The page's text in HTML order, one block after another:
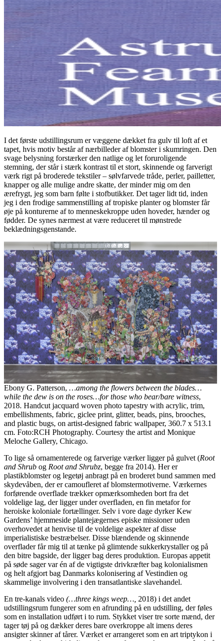
I det første udstillingsrum er væggene dækket fra gulv til loft af et
tapet, hvis motiv består af nærbilleder af blomster i skumringen. Den
svage belysning forstærker den natlige og let foruroligende
stemning, der står i stærk kontrast til et stort, skinnende og farverigt
værk rigt på broderede tekstiler – sølvfarvede tråde, perler, pailletter,
knapper og alle mulige andre skatte, der minder mig om den
ærefrygt, jeg som barn følte i stofbutikker. Det tager lidt tid, inden
jeg i den frodige sammenstilling af tropiske planter og blomster får
øje på konturerne af to menneskekroppe uden hoveder, hænder og
fødder. De synes nærmest at være reduceret til mønstrede
beklædningsgenstande.
Ebony G. Patterson, …among the flowers between the blades…
while the dew is on the roses…for those who bear/bare witness,
2018. Handcut jacquard woven photo tapestry with acrylic, trim,
embellishments, fabric, giclee print, glitter, beads, pins, brooches,
and plastic bugs, on artist-designed fabric wallpaper, 360.7 x 513.1
cm. Foto:RCH Photography. Courtesy the artist and Monique
Meloche Gallery, Chicago.
To lige så ornamenterede og farverige værker ligger på gulvet (Root
and Shrub og Root and Shrubz, begge fra 2014). Her er
plastikblomster og legetøj anbragt på en broderet bund sammen med
skydevåben, der er camoufleret af blomstermotiverne. Værkernes
forførende overflade trækker opmærksomheden bort fra det
voldelige lag, der ligger under overfladen, en fin metafor for
heroiske koloniale fortællinger. Selv i vore dage dyrker Kew
Gardens’ hjemmeside plantejægernes episke missioner uden
overhovedet at henvise til de voldelige aspekter af disse
imperialistiske bestræbelser. Disse blændende og skinnende
overflader får mig til at tænke på glimtende sukkerkrystaller og på
den bitre bagside, der ligger bag deres produktion. Europas appetit
på søde sager var én af ​​de vigtigste drivkræfter bag kolonialismen
og helt afgjort bag Danmarks kolonisering af Vestindien og
skammelige involvering i den transatlantiske slavehandel.
En tre-kanals video (…three kings weep…, 2018) i det andet
udstillingsrum fungerer som en afrunding på en udstilling, der føles
som en installation udført i to rum. Stykket viser tre sorte mænd, der
tager tøj på og dækker deres bare overkroppe alt imens deres
ansigter skinner af tårer. Værket er arrangeret som en art triptykon i